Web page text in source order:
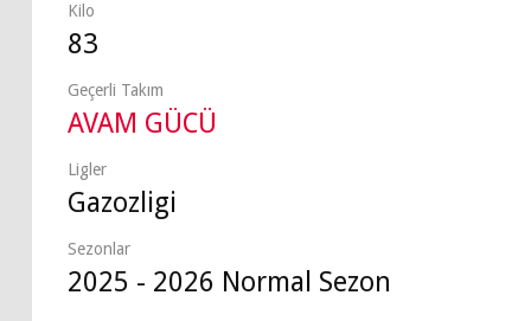
Kilo
83
Geçerli Takım
AVAM GÜCÜ
Ligler
Gazozligi
Sezonlar
2025 - 2026 Normal Sezon